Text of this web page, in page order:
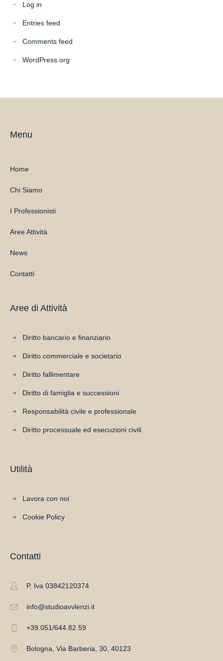
Log in
Entries feed
Comments feed
WordPress.org
Menu
Home
Chi Siamo
I Professionisti
Aree Attività
News
Contatti
Aree di Attività
Diritto bancario e finanziario
Diritto commerciale e societario
Diritto fallimentare
Diritto di famiglia e successioni
Responsabilità civile e professionale
Diritto processuale ed esecuzioni civili
Utilità
Lavora con noi
Cookie Policy
Contatti
P. Iva 03842120374
info@studioavvlenzi.it
+39.051/644.82.59
Bologna, Via Barberia, 30, 40123